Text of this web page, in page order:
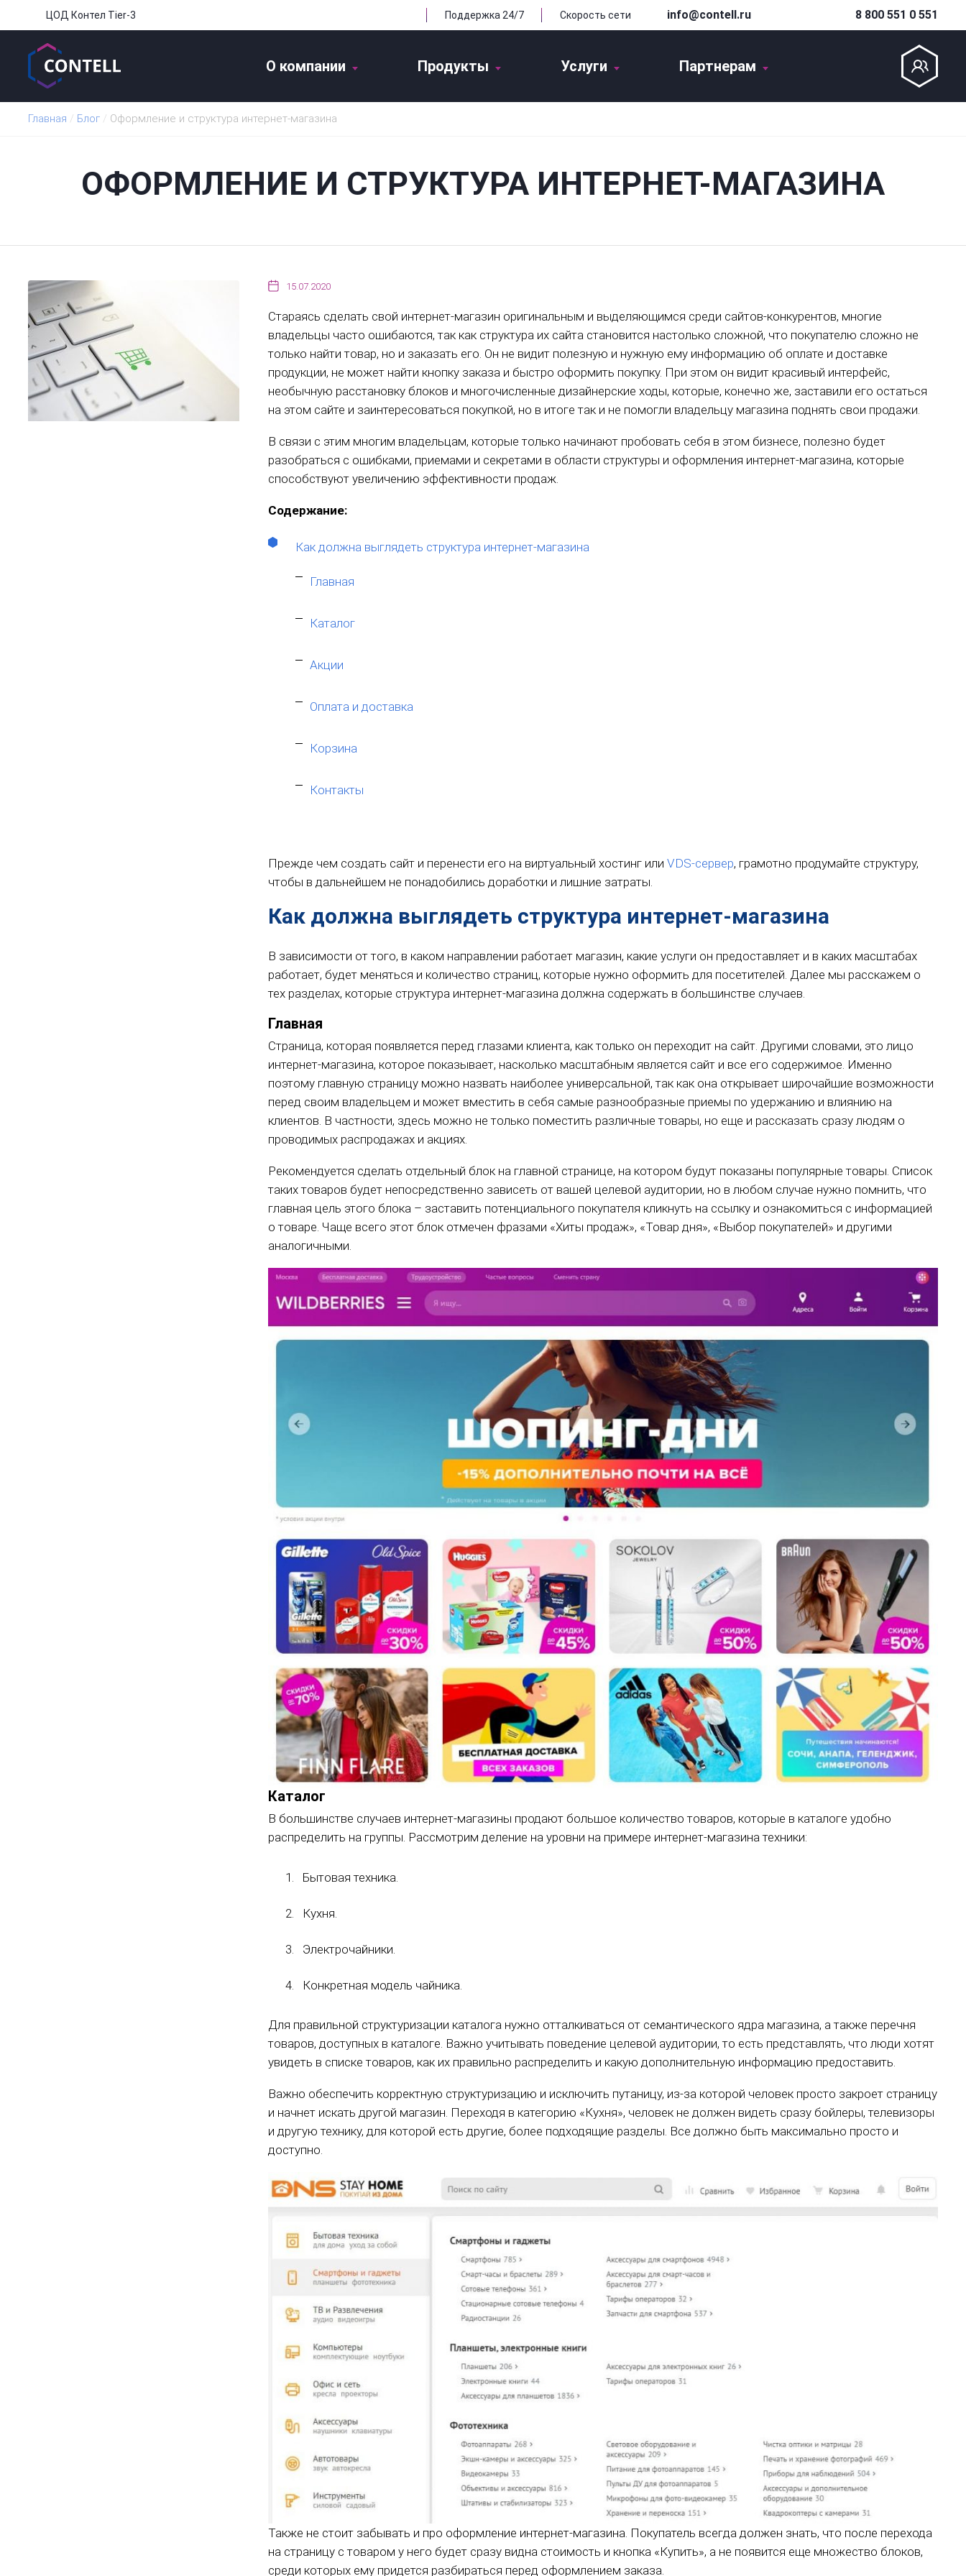
ЦОД Контел Tier-3 Поддержка 24/7 Скорость сети info@contell.ru 8 800 551 0 551
О компании Продукты Услуги Партнерам
Главная / Блог / Оформление и структура интернет-магазина
ОФОРМЛЕНИЕ И СТРУКТУРА ИНТЕРНЕТ-МАГАЗИНА
15.07.2020
Стараясь сделать свой интернет-магазин оригинальным и выделяющимся среди сайтов-конкурентов, многие
владельцы часто ошибаются, так как структура их сайта становится настолько сложной, что покупателю сложно не
только найти товар, но и заказать его. Он не видит полезную и нужную ему информацию об оплате и доставке
продукции, не может найти кнопку заказа и быстро оформить покупку. При этом он видит красивый интерфейс,
необычную расстановку блоков и многочисленные дизайнерские ходы, которые, конечно же, заставили его остаться
на этом сайте и заинтересоваться покупкой, но в итоге так и не помогли владельцу магазина поднять свои продажи.
В связи с этим многим владельцам, которые только начинают пробовать себя в этом бизнесе, полезно будет
разобраться с ошибками, приемами и секретами в области структуры и оформления интернет-магазина, которые
способствуют увеличению эффективности продаж.
Содержание:
Как должна выглядеть структура интернет-магазина
Главная
Каталог
Акции
Оплата и доставка
Корзина
Контакты
Прежде чем создать сайт и перенести его на виртуальный хостинг или VDS-сервер, грамотно продумайте структуру,
чтобы в дальнейшем не понадобились доработки и лишние затраты.
Как должна выглядеть структура интернет-магазина
В зависимости от того, в каком направлении работает магазин, какие услуги он предоставляет и в каких масштабах
работает, будет меняться и количество страниц, которые нужно оформить для посетителей. Далее мы расскажем о
тех разделах, которые структура интернет-магазина должна содержать в большинстве случаев.
Главная
Страница, которая появляется перед глазами клиента, как только он переходит на сайт. Другими словами, это лицо
интернет-магазина, которое показывает, насколько масштабным является сайт и все его содержимое. Именно
поэтому главную страницу можно назвать наиболее универсальной, так как она открывает широчайшие возможности
перед своим владельцем и может вместить в себя самые разнообразные приемы по удержанию и влиянию на
клиентов. В частности, здесь можно не только поместить различные товары, но еще и рассказать сразу людям о
проводимых распродажах и акциях.
Рекомендуется сделать отдельный блок на главной странице, на котором будут показаны популярные товары. Список
таких товаров будет непосредственно зависеть от вашей целевой аудитории, но в любом случае нужно помнить, что
главная цель этого блока – заставить потенциального покупателя кликнуть на ссылку и ознакомиться с информацией
о товаре. Чаще всего этот блок отмечен фразами «Хиты продаж», «Товар дня», «Выбор покупателей» и другими
аналогичными.
Каталог
В большинстве случаев интернет-магазины продают большое количество товаров, которые в каталоге удобно
распределить на группы. Рассмотрим деление на уровни на примере интернет-магазина техники:
Бытовая техника.
Кухня.
Электрочайники.
Конкретная модель чайника.
Для правильной структуризации каталога нужно отталкиваться от семантического ядра магазина, а также перечня
товаров, доступных в каталоге. Важно учитывать поведение целевой аудитории, то есть представлять, что люди хотят
увидеть в списке товаров, как их правильно распределить и какую дополнительную информацию предоставить.
Важно обеспечить корректную структуризацию и исключить путаницу, из-за которой человек просто закроет страницу
и начнет искать другой магазин. Переходя в категорию «Кухня», человек не должен видеть сразу бойлеры, телевизоры
и другую технику, для которой есть другие, более подходящие разделы. Все должно быть максимально просто и
доступно.
Также не стоит забывать и про оформление интернет-магазина. Покупатель всегда должен знать, что после перехода
на страницу с товаром у него будет сразу видна стоимость и кнопка «Купить», а не появится еще множество блоков,
среди которых ему придется разбираться перед оформлением заказа.